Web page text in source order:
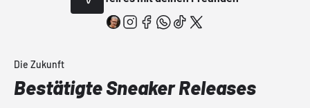
Die Zukunft
Bestätigte Sneaker Releases